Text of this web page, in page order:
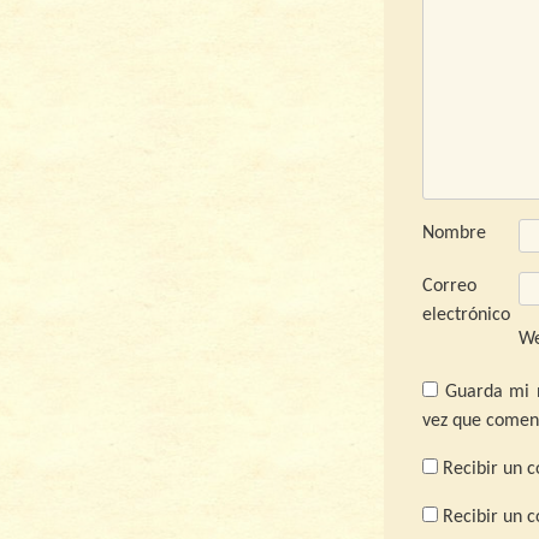
Nombre
Correo
electrónico
Guarda mi
vez que
Recibir un
Recibir un